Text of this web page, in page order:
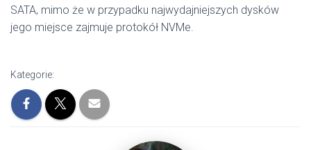
SATA, mimo że w przypadku najwydajniejszych dysków
jego miejsce zajmuje protokół NVMe.
Kategorie: